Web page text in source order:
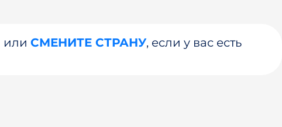
или СМЕНИТЕ СТРАНУ, если у вас есть